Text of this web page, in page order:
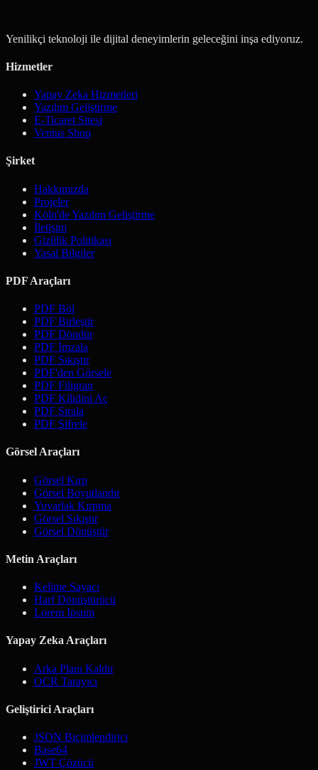
Yenilikçi teknoloji ile dijital deneyimlerin geleceğini inşa ediyoruz.
Hizmetler
Yapay Zeka Hizmetleri
Yazılım Geliştirme
E-Ticaret Sitesi
Ventus Shop
Şirket
Hakkımızda
Projeler
Köln'de Yazılım Geliştirme
İletişim
Gizlilik Politikası
Yasal Bilgiler
PDF Araçları
PDF Böl
PDF Birleştir
PDF Döndür
PDF İmzala
PDF Sıkıştır
PDF'den Görsele
PDF Filigran
PDF Kilidini Aç
PDF Sırala
PDF Şifrele
Görsel Araçları
Görsel Kırp
Görsel Boyutlandır
Yuvarlak Kırpma
Görsel Sıkıştır
Görsel Dönüştür
Metin Araçları
Kelime Sayacı
Harf Dönüştürücü
Lorem Ipsum
Yapay Zeka Araçları
Arka Planı Kaldır
OCR Tarayıcı
Geliştirici Araçları
JSON Biçimlendirici
Base64
JWT Çözücü